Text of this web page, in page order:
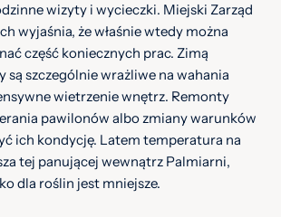
wizyty i wycieczki. Miejski Zarząd
wyjaśnia, że właśnie wtedy można
część koniecznych prac. Zimą
są szczególnie wrażliwe na wahania
wietrzenie wnętrz. Remonty
pawilonów albo zmiany warunków
ich kondycję. Latem temperatura na
tej panującej wewnątrz Palmiarni,
dla roślin jest mniejsze.